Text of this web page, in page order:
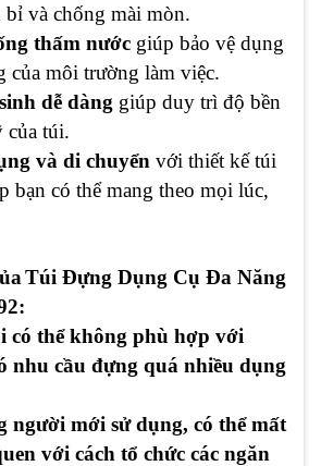
và chống mài mòn.
thấm nước giúp bảo vệ dụng
của môi trường làm việc.
dễ dàng giúp duy trì độ bền
của túi.
và di chuyển với thiết kế túi
bạn có thể mang theo mọi lúc,
Túi Đựng Dụng Cụ Đa Năng
có thể không phù hợp với
nhu cầu đựng quá nhiều dụng
người mới sử dụng, có thể mất
với cách tổ chức các ngăn